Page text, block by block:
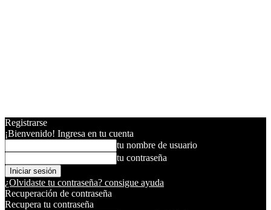
Registrarse
¡Bienvenido! Ingresa en tu cuenta
tu nombre de usuario
tu contraseña
¿Olvidaste tu contraseña? consigue ayuda
Recuperación de contraseña
Recupera tu contraseña